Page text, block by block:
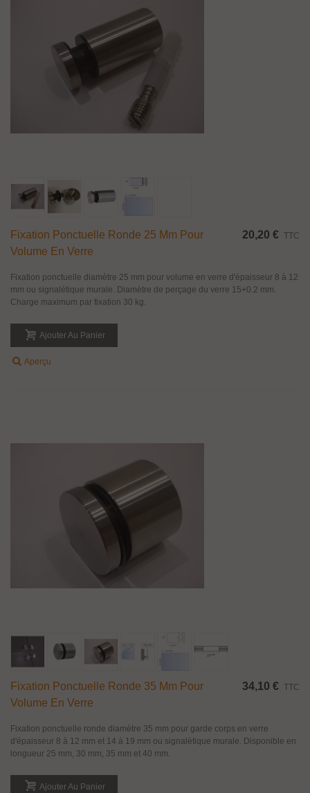
Fixation Ponctuelle Ronde 25 Mm Pour
Volume En Verre
20,20 € TTC
Fixation ponctuelle diamètre 25 mm pour volume en verre d'épaisseur 8 à 12
mm ou signalétique murale. Diamètre de perçage du verre 15+0.2 mm.
Charge maximum par fixation 30 kg.
Ajouter Au Panier
Aperçu
Fixation Ponctuelle Ronde 35 Mm Pour
Volume En Verre
34,10 € TTC
Fixation ponctuelle ronde diamètre 35 mm pour garde corps en verre
d'épaisseur 8 à 12 mm et 14 à 19 mm ou signalétique murale. Disponible en
longueur 25 mm, 30 mm, 35 mm et 40 mm.
Ajouter Au Panier